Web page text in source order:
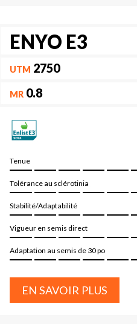
ENYO E3
UTM 2750
MR 0.8
Tenue
Tolérance au sclérotinia
Stabilité/Adaptabilité
Vigueur en semis direct
Adaptation au semis de 30 po
EN SAVOIR PLUS